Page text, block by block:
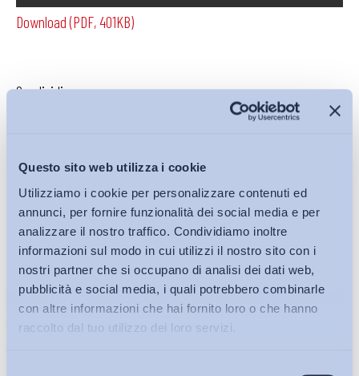
Questo sito web utilizza i cookie
Utilizziamo i cookie per personalizzare contenuti ed
annunci, per fornire funzionalità dei social media e per
analizzare il nostro traffico. Condividiamo inoltre
informazioni sul modo in cui utilizzi il nostro sito con i
nostri partner che si occupano di analisi dei dati web,
pubblicità e social media, i quali potrebbero combinarle
con altre informazioni che hai fornito loro o che hanno
raccolto dal tuo utilizzo dei loro servizi.
Download (PDF, 401KB)
Condividi su:
Iscriviti alla Newsletter